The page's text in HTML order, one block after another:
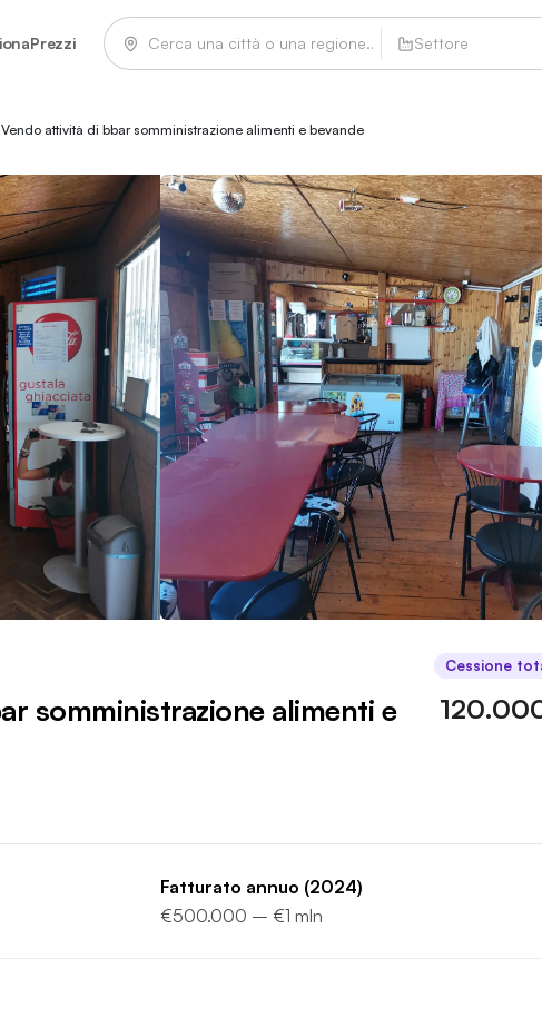
Prezzi Settore
Vendo attività di bbar somministrazione alimenti e bevande
Cessione
somministrazione alimenti e
Fatturato annuo (2024)
€500.000 – €1 mln